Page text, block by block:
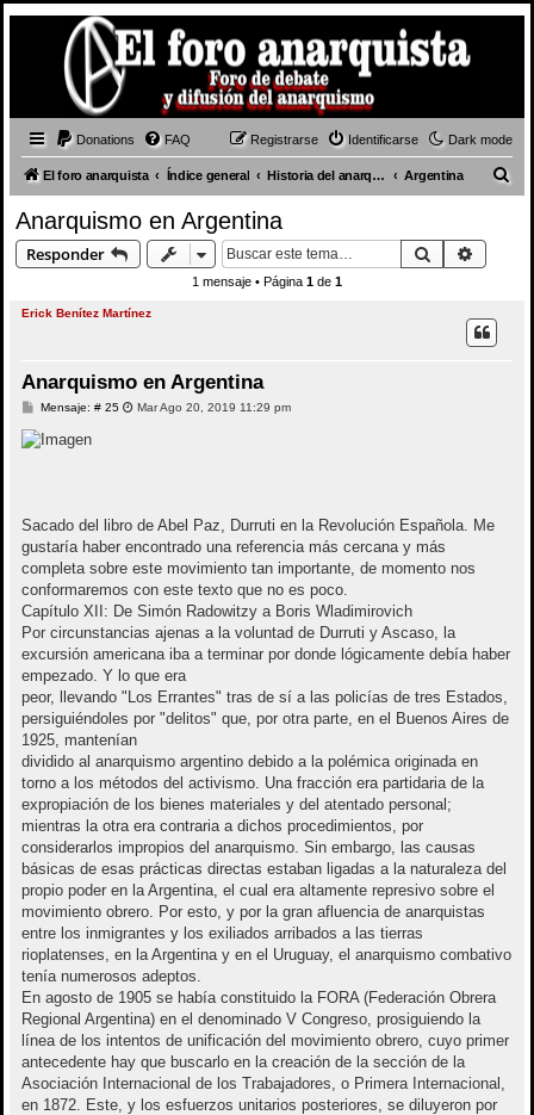
Dark mode
Donations FAQ Identificarse
Registrarse
El foro anarquista Índice general Historia del anarquismo Argentina
Anarquismo en Argentina
Responder Buscar
1 mensaje • Página 1 de 1
Erick Benítez Martínez
Anarquismo en Argentina
Mensaje: # 25M Mar Ago 20, 2019 11:29 pm
Sacado del libro de Abel Paz, Durruti en la Revolución Española. Me
gustaría haber encontrado una referencia más cercana y más
completa sobre este movimiento tan importante, de momento nos
conformaremos con este texto que no es poco.
Capítulo XII: De Simón Radowitzy a Boris Wladimirovich
Por circunstancias ajenas a la voluntad de Durruti y Ascaso, la
excursión americana iba a terminar por donde lógicamente debía haber
empezado. Y lo que era
peor, llevando "Los Errantes" tras de sí a las policías de tres Estados,
persiguiéndoles por "delitos" que, por otra parte, en el Buenos Aires de
1925, mantenían
dividido al anarquismo argentino debido a la polémica originada en
torno a los métodos del activismo. Una fracción era partidaria de la
expropiación de los bienes materiales y del atentado personal;
mientras la otra era contraria a dichos procedimientos, por
considerarlos impropios del anarquismo. Sin embargo, las causas
básicas de esas prácticas directas estaban ligadas a la naturaleza del
propio poder en la Argentina, el cual era altamente represivo sobre el
movimiento obrero. Por esto, y por la gran afluencia de anarquistas
entre los inmigrantes y los exiliados arribados a las tierras
rioplatenses, en la Argentina y en el Uruguay, el anarquismo combativo
tenía numerosos adeptos.
En agosto de 1905 se había constituido la FORA (Federación Obrera
Regional Argentina) en el denominado V Congreso, prosiguiendo la
línea de los intentos de unificación del movimiento obrero, cuyo primer
antecedente hay que buscarlo en la creación de la sección de la
Asociación Internacional de los Trabajadores, o Primera Internacional,
en 1872. Este, y los esfuerzos unitarios posteriores, se diluyeron por